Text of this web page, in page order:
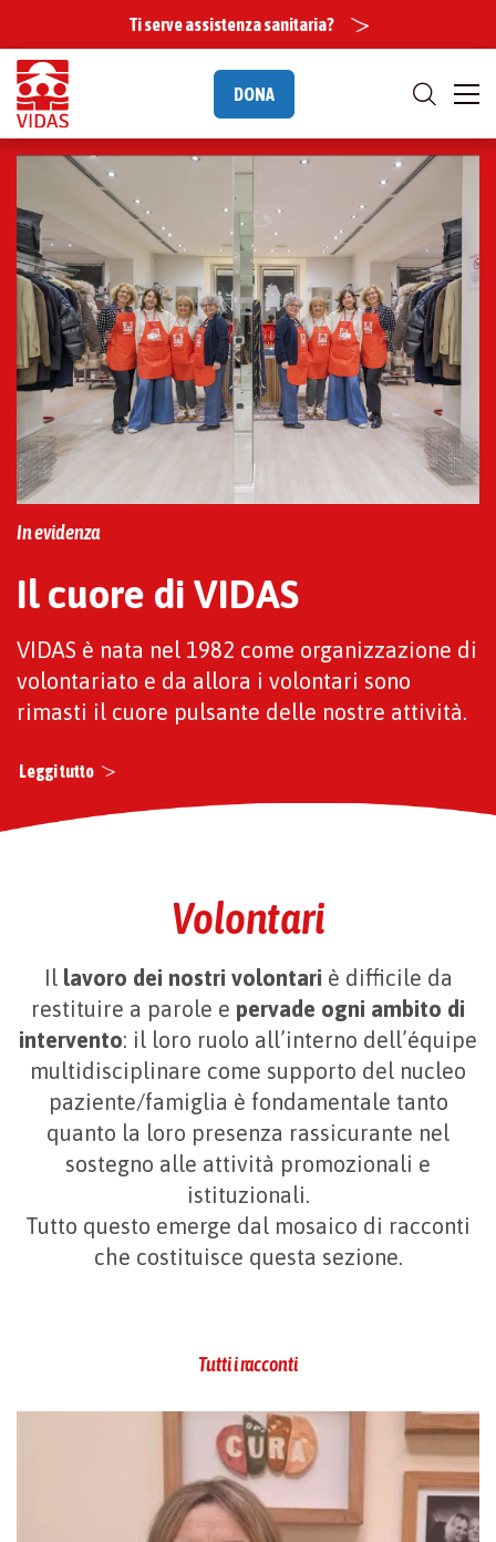
Ti serve assistenza sanitaria?
DONA
In evidenza
Il cuore di VIDAS
VIDAS è nata nel 1982 come organizzazione di
volontariato e da allora i volontari sono
rimasti il cuore pulsante delle nostre attività.
Leggi tutto
Volontari
Il lavoro dei nostri volontari è difficile da
restituire a parole e pervade ogni ambito di
intervento: il loro ruolo all’interno dell’équipe
multidisciplinare come supporto del nucleo
paziente/famiglia è fondamentale tanto
quanto la loro presenza rassicurante nel
sostegno alle attività promozionali e
istituzionali.
Tutto questo emerge dal mosaico di racconti
che costituisce questa sezione.
Tutti i racconti